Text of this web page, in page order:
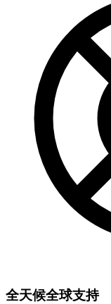
全天候全球支持